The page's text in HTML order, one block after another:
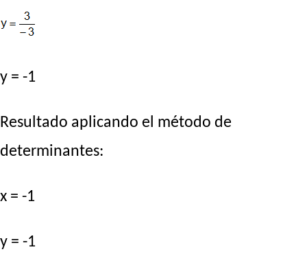
y = -1
Resultado aplicando el método de
determinantes:
x = -1
y = -1